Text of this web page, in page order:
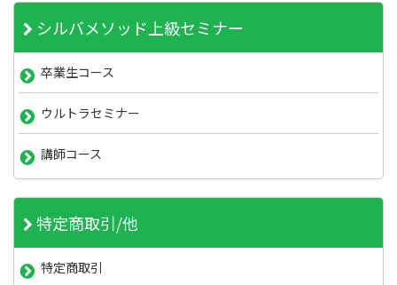
シルバメソッド上級セミナー
卒業生コース
ウルトラセミナー
講師コース
特定商取引/他
特定商取引